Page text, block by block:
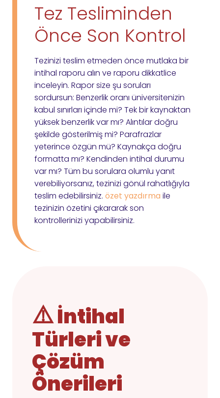
Tez Tesliminden
Önce Son Kontrol
Tezinizi teslim etmeden önce mutlaka bir
intihal raporu alın ve raporu dikkatlice
inceleyin. Rapor size şu soruları
sordursun: Benzerlik oranı üniversitenizin
kabul sınırları içinde mi? Tek bir kaynaktan
yüksek benzerlik var mı? Alıntılar doğru
şekilde gösterilmiş mi? Parafrazlar
yeterince özgün mü? Kaynakça doğru
formatta mı? Kendinden intihal durumu
var mı? Tüm bu sorulara olumlu yanıt
verebiliyorsanız, tezinizi gönül rahatlığıyla
teslim edebilirsiniz. özet yazdırma ile
tezinizin özetini çıkararak son
kontrollerinizi yapabilirsiniz.
⚠️İntihal
Türleri ve
Çözüm
Önerileri